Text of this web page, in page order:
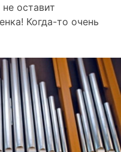
оставит
Когда-то очень